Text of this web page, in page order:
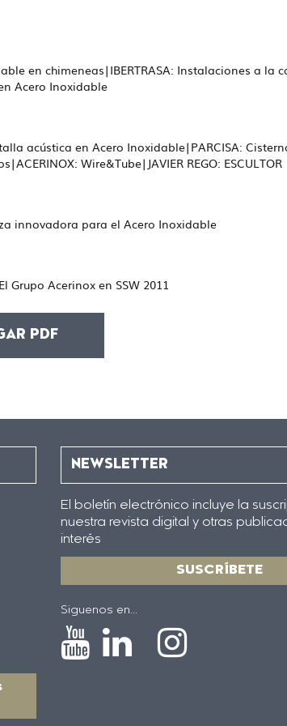
en chimeneas|IBERTRASA: Instalaciones a la
Acero Inoxidable
acústica en Acero Inoxidable|PARCISA:
Wire&Tube|JAVIER REGO: ESCULTOR
innovadora para el Acero Inoxidable
Grupo Acerinox en SSW 2011
PDF
NEWSLETTER
El boletín electrónico incluye la
nuestra revista digital y otras
interés
SUSCRÍBETE
Siguenos en...
Icono
Icono
IconoIcono